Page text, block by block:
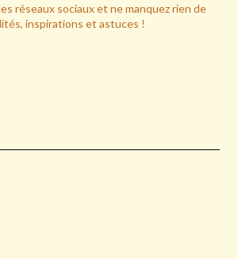
réseaux sociaux et ne manquez rien de
inspirations et astuces !